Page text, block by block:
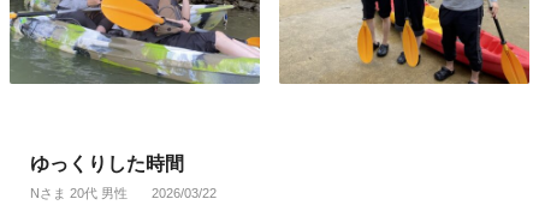
ゆっくりした時間
Nさま 20代 男性 2026/03/22